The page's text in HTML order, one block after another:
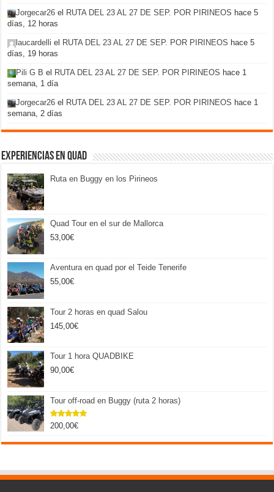
Jorgecar26 el RUTA DEL 23 AL 27 DE SEP. POR PIRINEOS hace 5
días, 12 horas
laucardelli el RUTA DEL 23 AL 27 DE SEP. POR PIRINEOS hace 5
días, 19 horas
Pili G B el RUTA DEL 23 AL 27 DE SEP. POR PIRINEOS hace 1
semana, 1 día
Jorgecar26 el RUTA DEL 23 AL 27 DE SEP. POR PIRINEOS hace 1
semana, 2 días
Experiencias en Quad
Ruta en Buggy en los Pirineos
Quad Tour en el sur de Mallorca
53,00€
Aventura en quad por el Teide Tenerife
55,00€
Tour 2 horas en quad Salou
145,00€
Tour 1 hora QUADBIKE
90,00€
Tour off-road en Buggy (ruta 2 horas)
Valorado
de 5
200,00€